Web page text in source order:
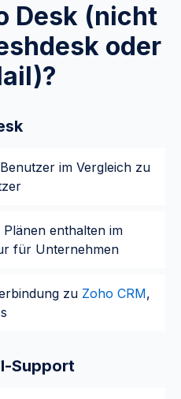
Desk (nicht
oder
im Vergleich zu
Plänen enthalten im
für Unternehmen
zu Zoho CRM,
Support